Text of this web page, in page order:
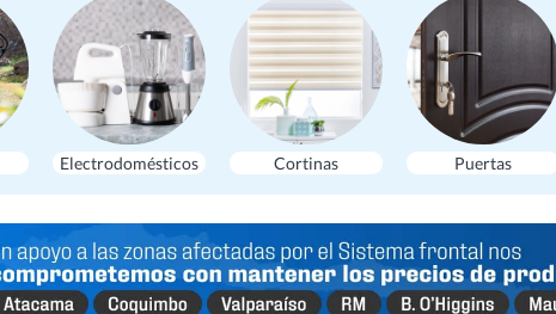
Electrodomésticos Cortinas Puertas